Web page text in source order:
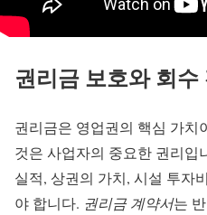
권리금 보호와 회수
권리금은 영업권의 핵심 가치
것은 사업자의 중요한 권리입
실적, 상권의 가치, 시설 투자
야 합니다. 권리금 계약서는